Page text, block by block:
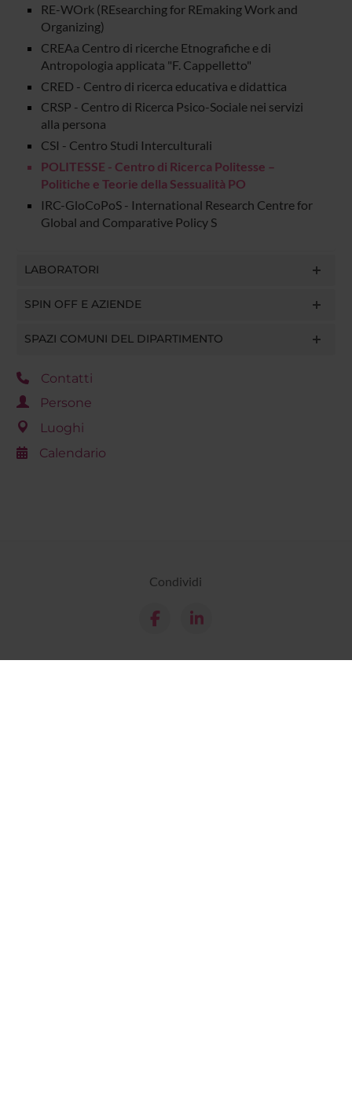
RE-WOrk (REsearching for REmaking Work and
Organizing)
CREAa Centro di ricerche Etnografiche e di
Antropologia applicata "F. Cappelletto"
CRED - Centro di ricerca educativa e didattica
CRSP - Centro di Ricerca Psico-Sociale nei servizi
alla persona
CSI - Centro Studi Interculturali
POLITESSE - Centro di Ricerca Politesse –
Politiche e Teorie della Sessualità PO
IRC-GloCoPoS - International Research Centre for
Global and Comparative Policy S
LABORATORI
SPIN OFF E AZIENDE
SPAZI COMUNI DEL DIPARTIMENTO
Contatti
Persone
Luoghi
Calendario
Condividi